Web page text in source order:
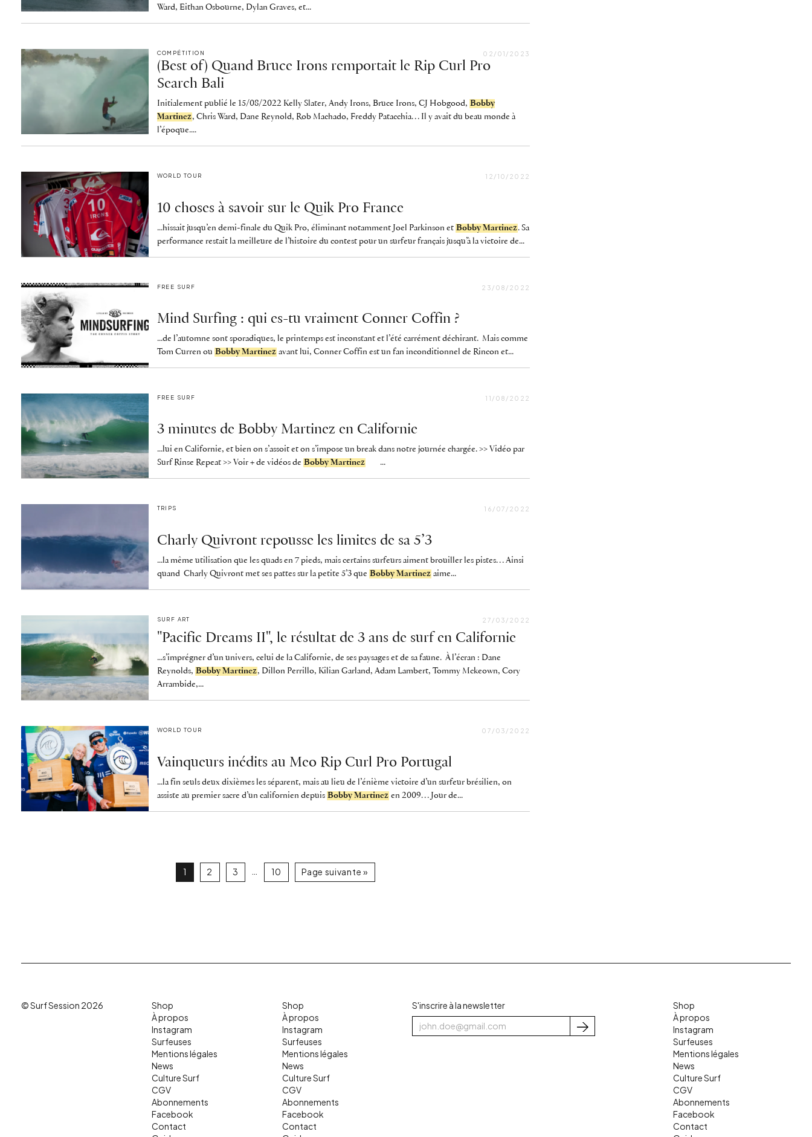
Ward, Eithan Osbourne, Dylan Graves, et...
COMPÉTITION 02/01/2023
(Best of) Quand Bruce Irons remportait le Rip Curl Pro
Search Bali
Initialement publié le 15/08/2022 Kelly Slater, Andy Irons, Bruce Irons, CJ Hobgood, Bobby
Martinez, Chris Ward, Dane Reynold, Rob Machado, Freddy Patacchia… Il y avait du beau monde à
l’époque....
WORLD TOUR 12/10/2022
10 choses à savoir sur le Quik Pro France
...hissait jusqu’en demi-finale du Quik Pro, éliminant notamment Joel Parkinson et Bobby Martinez. Sa
performance restait la meilleure de l’histoire du contest pour un surfeur français jusqu’à la victoire de...
FREE SURF 23/08/2022
Mind Surfing : qui es-tu vraiment Conner Coffin ?
...de l’automne sont sporadiques, le printemps est inconstant et l’été carrément déchirant. Mais comme
Tom Curren ou Bobby Martinez avant lui, Conner Coffin est un fan inconditionnel de Rincon et...
FREE SURF 11/08/2022
3 minutes de Bobby Martinez en Californie
...lui en Californie, et bien on s’assoit et on s’impose un break dans notre journée chargée. >> Vidéo par
Surf Rinse Repeat >> Voir + de vidéos de Bobby Martinez ...
TRIPS 16/07/2022
Charly Quivront repousse les limites de sa 5’3
...la même utilisation que les quads en 7 pieds, mais certains surfeurs aiment brouiller les pistes… Ainsi
quand Charly Quivront met ses pattes sur la petite 5’3 que Bobby Martinez aime...
SURF ART 27/03/2022
"Pacific Dreams II", le résultat de 3 ans de surf en Californie
...s’imprégner d’un univers, celui de la Californie, de ses paysages et de sa faune. À l’écran : Dane
Reynolds, Bobby Martinez, Dillon Perrillo, Kilian Garland, Adam Lambert, Tommy Mckeown, Cory
Arrambide,...
WORLD TOUR 07/03/2022
Vainqueurs inédits au Meo Rip Curl Pro Portugal
...la fin seuls deux dixièmes les séparent, mais au lieu de l’énième victoire d’un surfeur brésilien, on
assiste au premier sacre d’un californien depuis Bobby Martinez en 2009… Jour de...
1 2 3 10 Page suivante »
© Surf Session 2026
Shop
À propos
Instagram
Surfeuses
Mentions légales
News
Culture Surf
CGV
Abonnements
Facebook
Contact
Shop
À propos
Instagram
Surfeuses
Mentions légales
News
Culture Surf
CGV
Abonnements
Facebook
Contact
S'inscrire à la newsletter
S'inscrire
Shop
À propos
Instagram
Surfeuses
Mentions légales
News
Culture Surf
CGV
Abonnements
Facebook
Contact